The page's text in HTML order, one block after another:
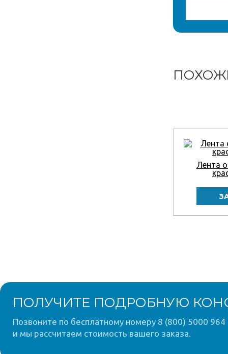
Лента
ПОЛУЧИТЕ ПОДРОБНУЮ
Позвоните по бесплатному номеру 8 (800) 5000 964
и мы рассчитаем стоимость вашего заказа.